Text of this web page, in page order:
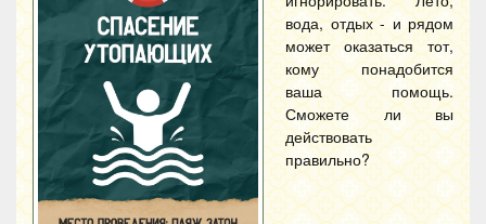
вода, отдых - и рядом
может оказаться тот,
кому понадобится
ваша помощь.
Сможете ли вы
действовать
правильно?